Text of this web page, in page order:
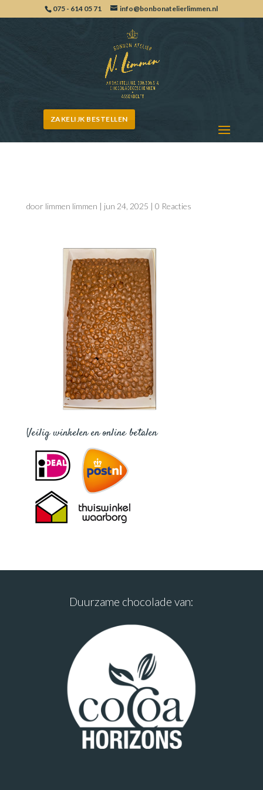
075 - 614 05 71 info@bonbonatelierlimmen.nl
ZAKELIJK BESTELLEN
door limmen limmen | jun 24, 2025 | 0 Reacties
Veilig winkelen en online betalen
Duurzame chocolade van: